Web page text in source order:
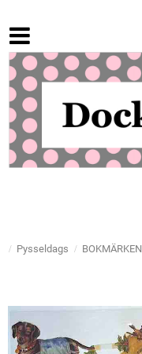
Pysseldags BOKMÄRKEN